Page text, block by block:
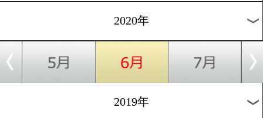
過去のニュース
2026年